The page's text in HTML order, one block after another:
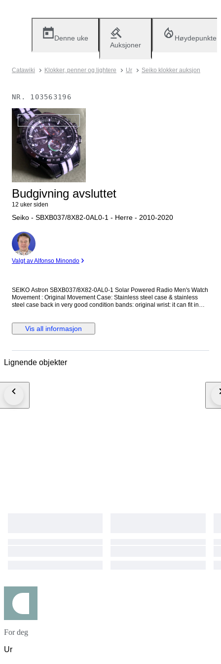
Denne uke
Auksjoner
Høydepunkter
Catawiki Klokker, penner og lightere Ur Seiko klokker auksjon
NR. 103563196
Ikke lenger tilgjengelig
Budgivning avsluttet
12 uker siden
Seiko - SBXB037/8X82-0AL0-1 - Herre - 2010-2020
Ekspert
Valgt av Alfonso Minondo
SEIKO Astron SBXB037/8X82-0AL0-1 Solar Powered Radio Men's Watch
Movement : Original Movement Case: Stainless steel case & stainless
steel case back in very good condition bands: original wrist: it can fit in
Vis all informasjon
Lignende objekter
For deg
Ur